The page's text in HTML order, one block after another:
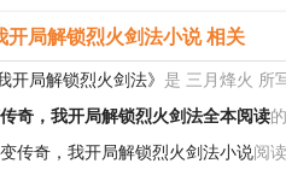
开局解锁烈火剑法小说 相关
开局解锁烈火剑法》 是 三月烽火 所
奇，我开局解锁烈火剑法全本阅读
传奇，我开局解锁烈火剑法小说阅